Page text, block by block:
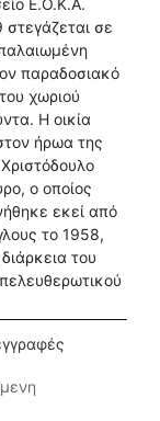
Ε.Ο.Κ.Α.
σε
παραδοσιακό
χωριού
Η οικία
ήρωα της
ο οποίος
εκεί από
το 1958,
του